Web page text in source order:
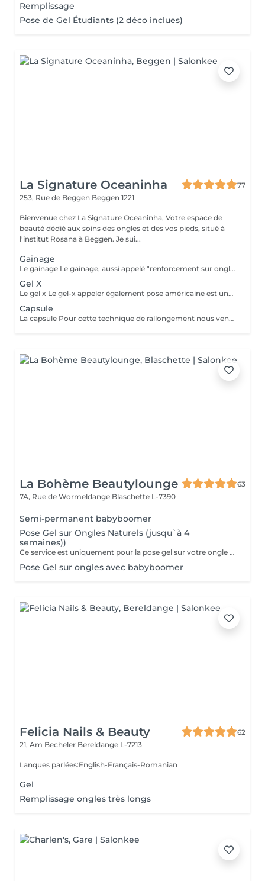
Remplissage
Pose de Gel Étudiants (2 déco inclues)
La Signature Oceaninha
77
253, Rue de Beggen Beggen 1221
Bienvenue chez La Signature Oceaninha, Votre espace de
beauté dédié aux soins des ongles et des vos pieds, situé à
l'institut Rosana à Beggen. Je sui...
Gainage
Le gainage Le gainage, aussi appelé "renforcement sur ongles naturels", est une méthode où l'ongle naturel va être renforcé à l'aide d'une rubber base ou d'un gel. Cette pose est faites pour vous si vous avez une belle longueur et que vous ne voulez pas l'abîmer mais également pour faire pousser vos ongles en les protégeant. La Manucure Russe est comprise dans le prix. Le remplissage est à faire toutes les 3 à 4 semaines selon vos ongles. Attention à sélectionner la bonne taille si vos ongles sont court et ne dépasse pas du doigt, il faut sélectionner court. Cependant si l'ongle dépasse du doigt, il faudra choisir long.
Gel X
Le gel x Le gel-x appeler également pose américaine est une capsule entièrement conçu en gel. Ces capsules se collent à l'aide d'un gel flexible sur la totalité de l'ongle naturel. Mais la longueur peu tout de même être ajusté selon la forme et l'envie de la cliente. À noter : Cette technique est aussi solide qu'une construction en gel mais aucun remplissage ne peut être fait ! La Manucure Russe est comprise dans le prix.
Capsule
La capsule Pour cette technique de rallongement nous venons coller une fine capsule sur le bout de l'ongle pour venir créer un rallongement. On vient ensuite appliquer une couche de gel de façon à venir la solidifier. Cette technique convient aux ongles sains, non abîmés et non rongés. La Manucure Russe est comprise dans le prix. Le remplissage est à faire toute les 3 à 4 semaines.
La Bohème Beautylounge
63
7A, Rue de Wormeldange Blaschette L-7390
Semi-permanent babyboomer
Pose Gel sur Ongles Naturels (jusqu`à 4
semaines))
Ce service est uniquement pour la pose gel sur votre ongle naturel !!!
Pose Gel sur ongles avec babyboomer
Felicia Nails & Beauty
62
21, Am Becheler Bereldange L-7213
Lanques parlées:English-Français-Romanian
Gel
Remplissage ongles très longs